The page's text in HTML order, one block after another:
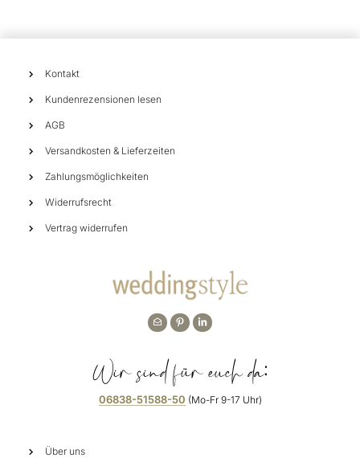
Kontakt
Kundenrezensionen lesen
AGB
Versandkosten & Lieferzeiten
Zahlungsmöglichkeiten
Widerrufsrecht
Vertrag widerrufen
Wir sind für euch da:
06838-51588-50 (Mo-Fr 9-17 Uhr)
Über uns